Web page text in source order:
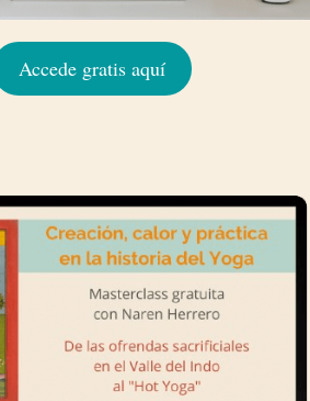
Accede gratis aquí